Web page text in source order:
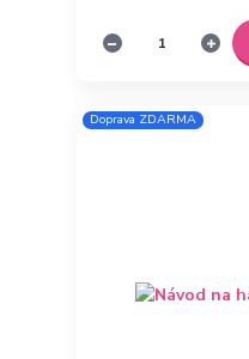
Doprava ZDARMA